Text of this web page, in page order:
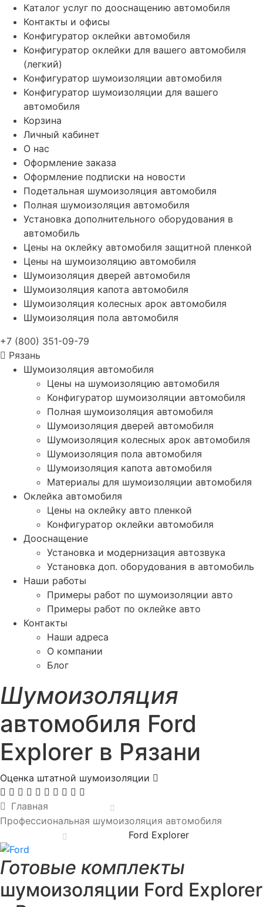
Каталог услуг по дооснащению автомобиля
Контакты и офисы
Конфигуратор оклейки автомобиля
Конфигуратор оклейки для вашего автомобиля
(легкий)
Конфигуратор шумоизоляции автомобиля
Конфигуратор шумоизоляции для вашего
автомобиля
Корзина
Личный кабинет
О нас
Оформление заказа
Оформление подписки на новости
Подетальная шумоизоляция автомобиля
Полная шумоизоляция автомобиля
Установка дополнительного оборудования в
автомобиль
Цены на оклейку автомобиля защитной пленкой
Цены на шумоизоляцию автомобиля
Шумоизоляция дверей автомобиля
Шумоизоляция капота автомобиля
Шумоизоляция колесных арок автомобиля
Шумоизоляция пола автомобиля
+7 (800) 351-09-79
Рязань
Шумоизоляция автомобиля
Цены на шумоизоляцию автомобиля
Конфигуратор шумоизоляции автомобиля
Полная шумоизоляция автомобиля
Шумоизоляция дверей автомобиля
Шумоизоляция колесных арок автомобиля
Шумоизоляция пола автомобиля
Шумоизоляция капота автомобиля
Материалы для шумоизоляции автомобиля
Оклейка автомобиля
Цены на оклейку авто пленкой
Конфигуратор оклейки автомобиля
Дооснащение
Установка и модернизация автозвука
Установка доп. оборудования в автомобиль
Наши работы
Примеры работ по шумоизоляции авто
Примеры работ по оклейке авто
Контакты
Наши адреса
О компании
Блог
Шумоизоляция
автомобиля Ford
Explorer в Рязани
Оценка штатной шумоизоляции
Главная
Профессиональная шумоизоляция автомобиля
Ford Explorer
Готовые комплекты
шумоизоляции Ford Explorer